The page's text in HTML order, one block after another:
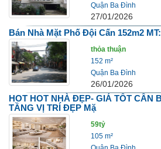
Quận Ba Đình
27/01/2026
Bán Nhà Mặt Phố Đội Cấn 152m2
thỏa thuận
152 m²
Quận Ba Đình
26/01/2026
HOT HOT NHÀ ĐẸP- GIÁ TỐT CẦN
TẦNG VỊ TRÍ ĐẸP Mặ
59tỷ
105 m²